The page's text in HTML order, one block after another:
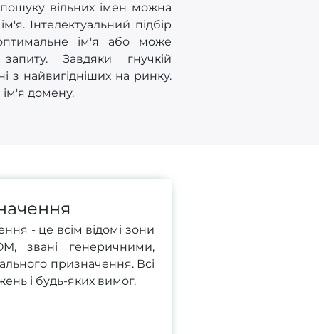
вільних імен можна
Інтелектуальний підбір
ім'я або може
Завдяки гнучкій
з найвигідніших на ринку.
ім'я домену.
- це всім відомі зони
звані генеричними,
призначення. Всі
і будь-яких вимог.